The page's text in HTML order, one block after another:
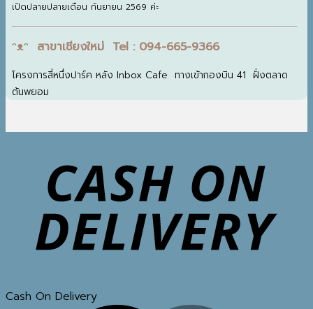
เปิดปลายปลายเดือน กันยายน 2569 ค่ะ
ᵔᴥᵔ สาขาเชียงใหม่ Tel : 094-665-9366
โครงการสี่หนึ่งปาร์ค หลัง Inbox Cafe ทางเข้ากองบิน 41 ฝั่งตลาด
ต้นพยอม
Cash On Delivery